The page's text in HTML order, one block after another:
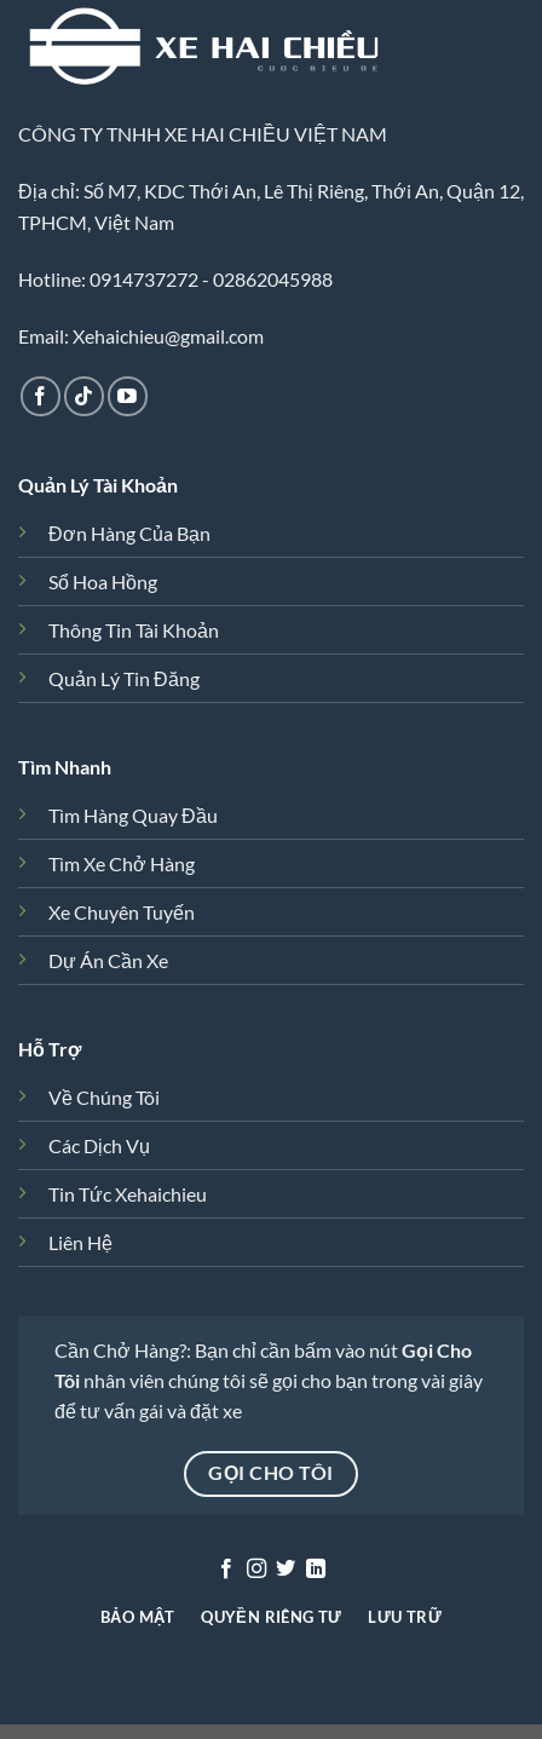
CÔNG TY TNHH XE HAI CHIỀU VIỆT NAM
Địa chỉ: Số M7, KDC Thới An, Lê Thị Riêng, Thới An, Quận 12,
TPHCM, Việt Nam
Hotline: 0914737272 - 02862045988
Email: Xehaichieu@gmail.com
Quản Lý Tài Khoản
Đơn Hàng Của Bạn
Sổ Hoa Hồng
Thông Tin Tài Khoản
Quản Lý Tin Đăng
Tìm Nhanh
Tìm Hàng Quay Đầu
Tìm Xe Chở Hàng
Xe Chuyên Tuyến
Dự Án Cần Xe
Hỗ Trợ
Về Chúng Tôi
Các Dịch Vụ
Tin Tức Xehaichieu
Liên Hệ
Cần Chở Hàng?: Bạn chỉ cần bấm vào nútGọi Cho
Tôi nhân viên chúng tôi sẽ gọi cho bạn trong vài giây
để tư vấn gái và đặt xe
GỌI CHO TÔI
BẢO MẬT QUYỀN RIÊNG TƯ LƯU TRỮ